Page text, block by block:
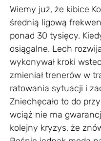
Wiemy już, że kibice
średnią ligową
ponad 30 tysięcy.
osiągalne. Lech
wykonywał kroki
zmieniał trenerów w
ratowania sytuacji i
Zniechęcało to do
wciąż nie ma
kolejny kryzys, że